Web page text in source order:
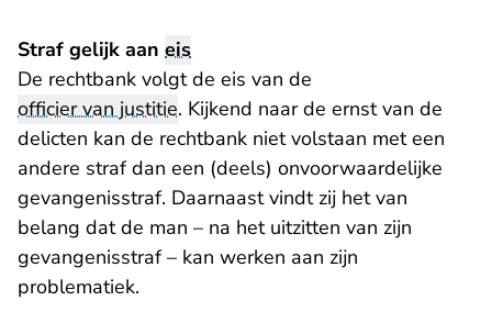
Straf gelijk aan eis
De rechtbank volgt de eis van de
officier van justitie. Kijkend naar de ernst van de
delicten kan de rechtbank niet volstaan met een
andere straf dan een (deels) onvoorwaardelijke
gevangenisstraf. Daarnaast vindt zij het van
belang dat de man – na het uitzitten van zijn
gevangenisstraf – kan werken aan zijn
problematiek.